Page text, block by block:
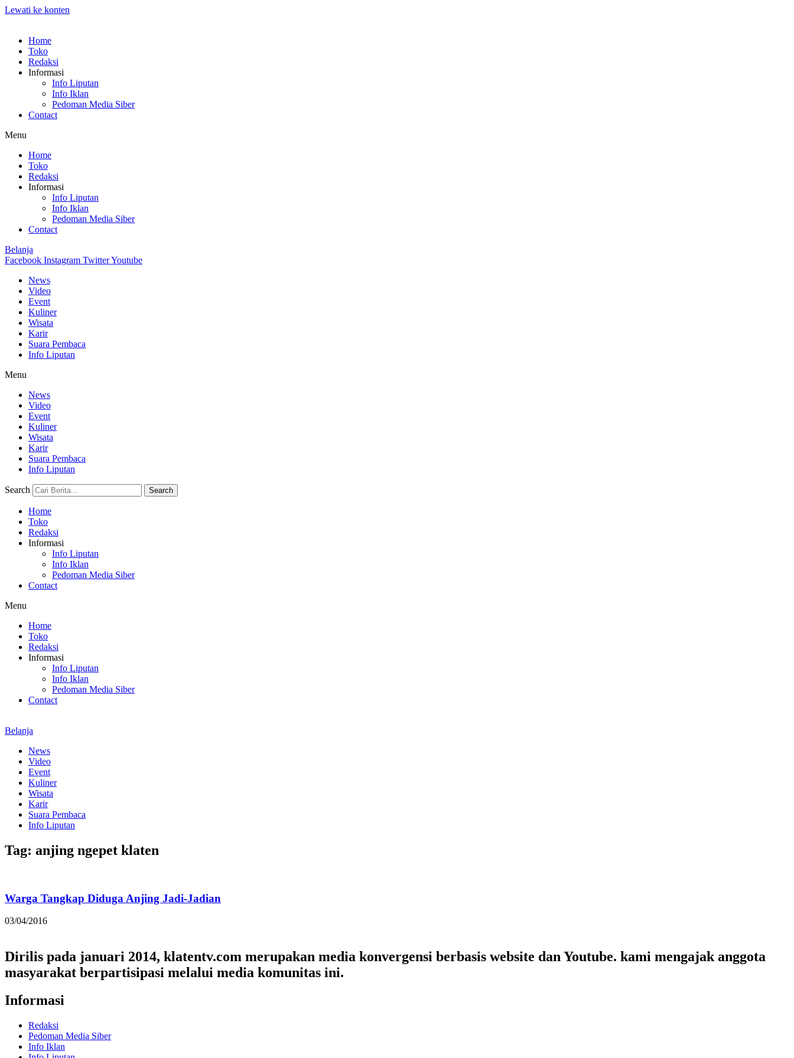
Lewati ke konten
Home
Toko
Redaksi
Informasi
Info Liputan
Info Iklan
Pedoman Media Siber
Contact
Menu
Home
Toko
Redaksi
Informasi
Info Liputan
Info Iklan
Pedoman Media Siber
Contact
Belanja
Facebook Instagram TwitterYoutube
News
Video
Event
Kuliner
Wisata
Karir
Suara Pembaca
Info Liputan
Menu
News
Video
Event
Kuliner
Wisata
Karir
Suara Pembaca
Info Liputan
Search Search
Home
Toko
Redaksi
Informasi
Info Liputan
Info Iklan
Pedoman Media Siber
Contact
Menu
Home
Toko
Redaksi
Informasi
Info Liputan
Info Iklan
Pedoman Media Siber
Contact
Belanja
News
Video
Event
Kuliner
Wisata
Karir
Suara Pembaca
Info Liputan
Tag: anjing ngepet klaten
Warga Tangkap Diduga Anjing Jadi-Jadian
03/04/2016
Dirilis pada januari 2014, klatentv.com merupakan media konvergensi berbasis website dan Youtube. kami mengajak anggota
masyarakat berpartisipasi melalui media komunitas ini.
Informasi
Redaksi
Pedoman Media Siber
Info Iklan